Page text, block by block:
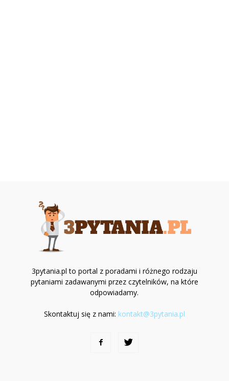
3pytania.pl to portal z poradami i różnego rodzaju
pytaniami zadawanymi przez czytelników, na które
odpowiadamy.
Skontaktuj się z nami: kontakt@3pytania.pl